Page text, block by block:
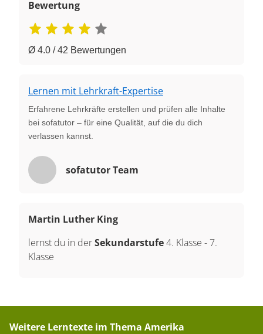
Bewertung
Ø 4.0 / 42 Bewertungen
Lernen mit Lehrkraft-Expertise
Erfahrene Lehrkräfte erstellen und prüfen alle Inhalte
bei sofatutor – für eine Qualität, auf die du dich
verlassen kannst.
sofatutor Team
Martin Luther King
lernst du in derSekundarstufe4. Klasse -7.
Klasse
Weitere Lerntexte im Thema Amerika